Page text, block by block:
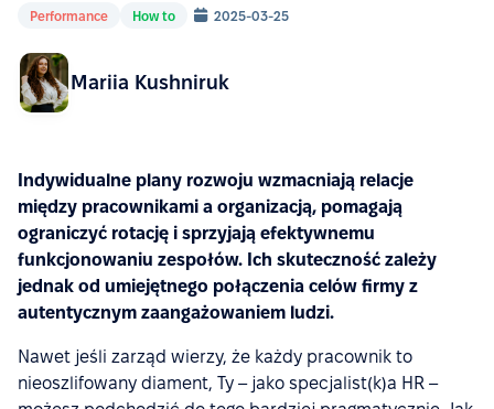
Performance How to 2025-03-25
Mariia Kushniruk
Indywidualne plany rozwoju wzmacniają relacje
między pracownikami a organizacją, pomagają
ograniczyć rotację i sprzyjają efektywnemu
funkcjonowaniu zespołów. Ich skuteczność zależy
jednak od umiejętnego połączenia celów firmy z
autentycznym zaangażowaniem ludzi.
Nawet jeśli zarząd wierzy, że każdy pracownik to
nieoszlifowany diament, Ty – jako specjalist(k)a HR –